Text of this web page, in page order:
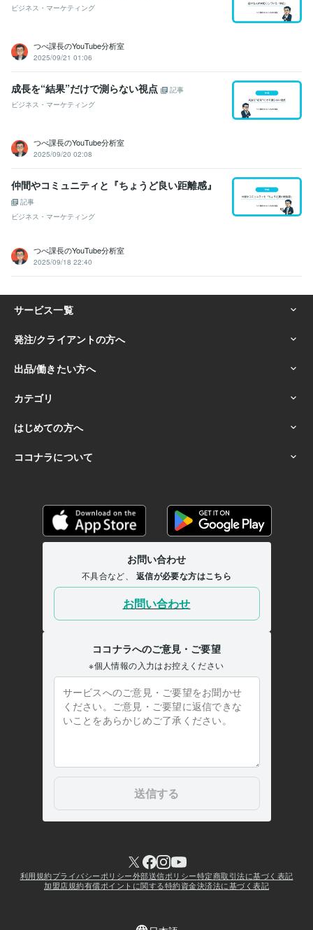
ビジネス・マーケティング
つべ課長のYouTube分析室
2025/09/21 01:06
成長を“結果”だけで測らない視点
記事
ビジネス・マーケティング
つべ課長のYouTube分析室
2025/09/20 02:08
仲間やコミュニティと『ちょうど良い距離感』
記事
ビジネス・マーケティング
つべ課長のYouTube分析室
2025/09/18 22:40